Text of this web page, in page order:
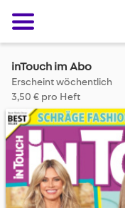
inTouch im Abo
Erscheint wöchentlich
3,50 € pro Heft
Skip
to
the
end
of
the
images